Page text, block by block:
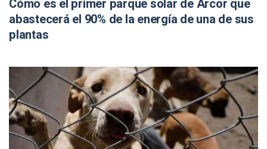
Cómo es el primer parque solar de Arcor que
abastecerá el 90% de la energía de una de sus
plantas